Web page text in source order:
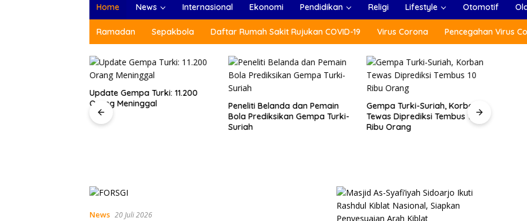
Home News Internasional Ekonomi Pendidikan Religi Lifestyle Otomotif
Ramadan Sepakbola Daftar Rumah Sakit Rujukan COVID-19 Virus Corona Pencegahan Virus
Update Gempa Turki: 11.200
Orang Meninggal
Peneliti Belanda dan Pemain
Bola Prediksikan Gempa Turki-
Suriah
Gempa Turki-Suriah, Korban
Tewas Diprediksi Tembus 10
Ribu Orang
News 20 Juli 2026